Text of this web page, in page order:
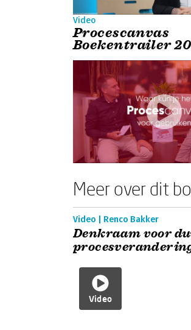
Video
Procescanvas
Boekentrailer
Meer over dit
Video | Renco Bakker
Denkraam voor
Video